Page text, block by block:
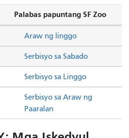
Palabas papuntang SF Zoo
Serbisyo sa Sabado
Serbisyo sa Linggo
Araw ng linggo
Serbisyo sa Araw ng
Paaralan